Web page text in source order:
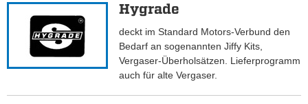
Hygrade
deckt im Standard Motors-Verbund den
Bedarf an sogenannten Jiffy Kits,
Vergaser-Überholsätzen. Lieferprogramm
auch für alte Vergaser.